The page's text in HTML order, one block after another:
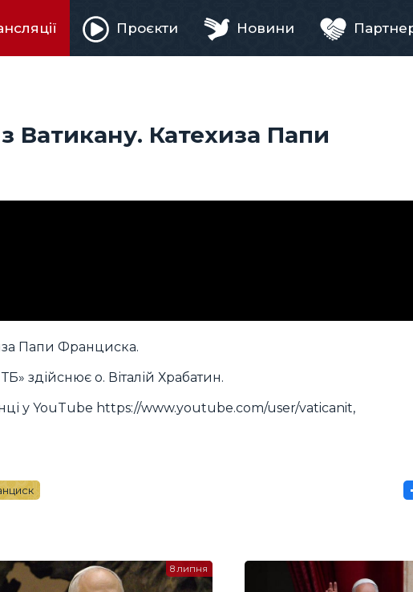
Проєкти Новини
Ватикану. Катехиза Папи
Папи Франциска.
здійснює о. Віталій Храбатин.
у YouTube https://www.youtube.com/user/vaticanit,
8 липня